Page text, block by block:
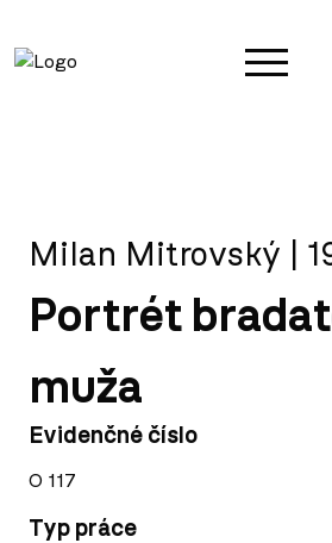
Milan Mitrovský |
Portrét
muža
Evidenčné číslo
O 117
Typ práce